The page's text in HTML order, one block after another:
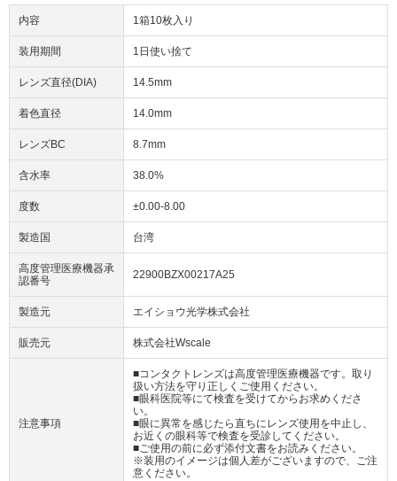
内容 1箱10枚入り
装用期間 1日使い捨て
レンズ直径(DIA) 14.5mm
着色直径 14.0mm
レンズBC 8.7mm
含水率 38.0%
度数 ±0.00-8.00
製造国 台湾
高度管理医療機器承
認番号
22900BZX00217A25
製造元 エイショウ光学株式会社
販売元 株式会社Wscale
注意事項
■コンタクトレンズは高度管理医療機器です。取り
扱い方法を守り正しくご使用ください。
■眼科医院等にて検査を受けてからお求めくださ
い。
■眼に異常を感じたら直ちにレンズ使用を中止し、
お近くの眼科等で検査を受診してください。
■ご使用の前に必ず添付文書をお読みください。
※装用のイメージは個人差がございますので、ご注
意ください。